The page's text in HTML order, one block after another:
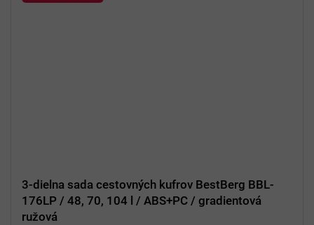
3-dielna sada cestovných kufrov BestBerg BBL-
176LP / 48, 70, 104 l / ABS+PC / gradientová
ružová